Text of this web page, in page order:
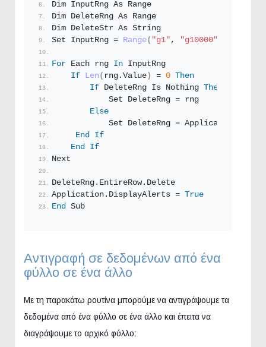
Dim InputRng As Range
Dim DeleteRng As Range
Dim DeleteStr As String
Set InputRng =
Range( "g1" , "g10000"
For Each rng In InputRng
If
Len ( rng. Value ) = 0 Then
If DeleteRng Is Nothing Then
            Set DeleteRng = rng
Else
            Set DeleteRng = Application.
End
If
End
If
Next
DeleteRng. EntireRow. Delete
Application. DisplayAlerts = True
End
Sub
Αντιγραφή σε δεδομένων από ένα
φύλλο σε ένα άλλο
Με τη παρακάτω ρουτίνα μπορούμε να αντιγράψουμε τα
δεδομένα από ένα φύλλο σε ένα άλλο και έπειτα να
διαγράψουμε το αρχικό φύλλο: